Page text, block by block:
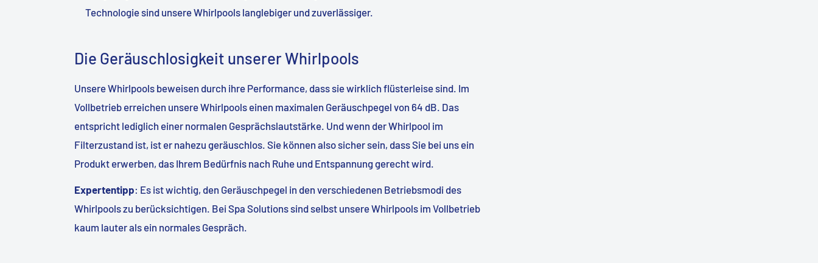
Technologie sind unsere Whirlpools langlebiger und zuverlässiger.
Die Geräuschlosigkeit unserer Whirlpools
Unsere Whirlpools beweisen durch ihre Performance, dass sie wirklich flüsterleise sind. Im
Vollbetrieb erreichen unsere Whirlpools einen maximalen Geräuschpegel von 64 dB. Das
entspricht lediglich einer normalen Gesprächslautstärke. Und wenn der Whirlpool im
Filterzustand ist, ist er nahezu geräuschlos. Sie können also sicher sein, dass Sie bei uns ein
Produkt erwerben, das Ihrem Bedürfnis nach Ruhe und Entspannung gerecht wird.
Expertentipp: Es ist wichtig, den Geräuschpegel in den verschiedenen Betriebsmodi des
Whirlpools zu berücksichtigen. Bei Spa Solutions sind selbst unsere Whirlpools im Vollbetrieb
kaum lauter als ein normales Gespräch.